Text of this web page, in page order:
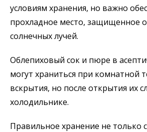
условиям хранения, но важно
прохладное место, защищенное
солнечных лучей.
Облепиховый сок и пюре в
могут храниться при комнатной
вскрытия, но после открытия их
холодильнике.
Правильное хранение не только